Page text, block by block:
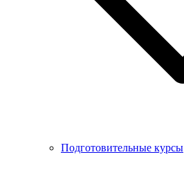
Подготовительные курсы